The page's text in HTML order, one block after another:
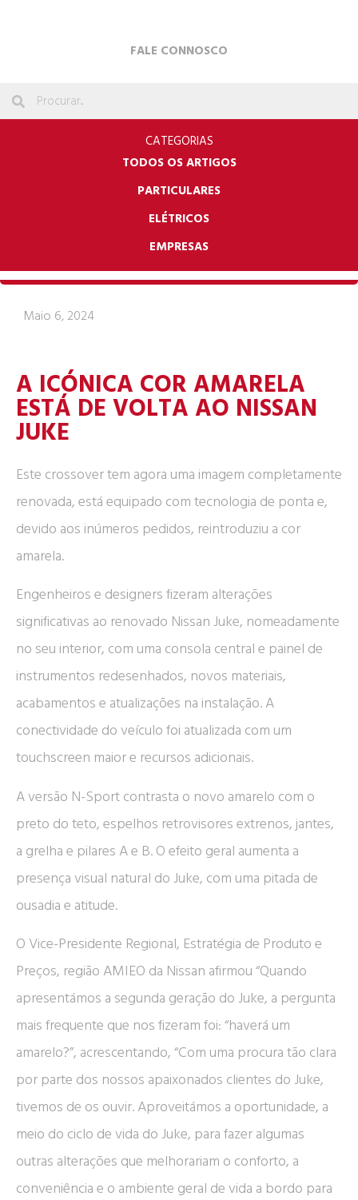
FALE CONNOSCO
CATEGORIAS
TODOS OS ARTIGOS
PARTICULARES
ELÉTRICOS
EMPRESAS
Maio 6, 2024
A ICÓNICA COR AMARELA
ESTÁ DE VOLTA AO NISSAN
JUKE
Este crossover tem agora uma imagem completamente
renovada, está equipado com tecnologia de ponta e,
devido aos inúmeros pedidos, reintroduziu a cor
amarela.
Engenheiros e designers fizeram alterações
significativas ao renovado Nissan Juke, nomeadamente
no seu interior, com uma consola central e painel de
instrumentos redesenhados, novos materiais,
acabamentos e atualizações na instalação. A
conectividade do veículo foi atualizada com um
touchscreen maior e recursos adicionais.
A versão N-Sport contrasta o novo amarelo com o
preto do teto, espelhos retrovisores extrenos, jantes,
a grelha e pilares A e B. O efeito geral aumenta a
presença visual natural do Juke, com uma pitada de
ousadia e atitude.
O Vice-Presidente Regional, Estratégia de Produto e
Preços, região AMIEO da Nissan afirmou “Quando
apresentámos a segunda geração do Juke, a pergunta
mais frequente que nos fizeram foi: “haverá um
amarelo?”, acrescentando, “Com uma procura tão clara
por parte dos nossos apaixonados clientes do Juke,
tivemos de os ouvir. Aproveitámos a oportunidade, a
meio do ciclo de vida do Juke, para fazer algumas
outras alterações que melhorariam o conforto, a
conveniência e o ambiente geral de vida a bordo para